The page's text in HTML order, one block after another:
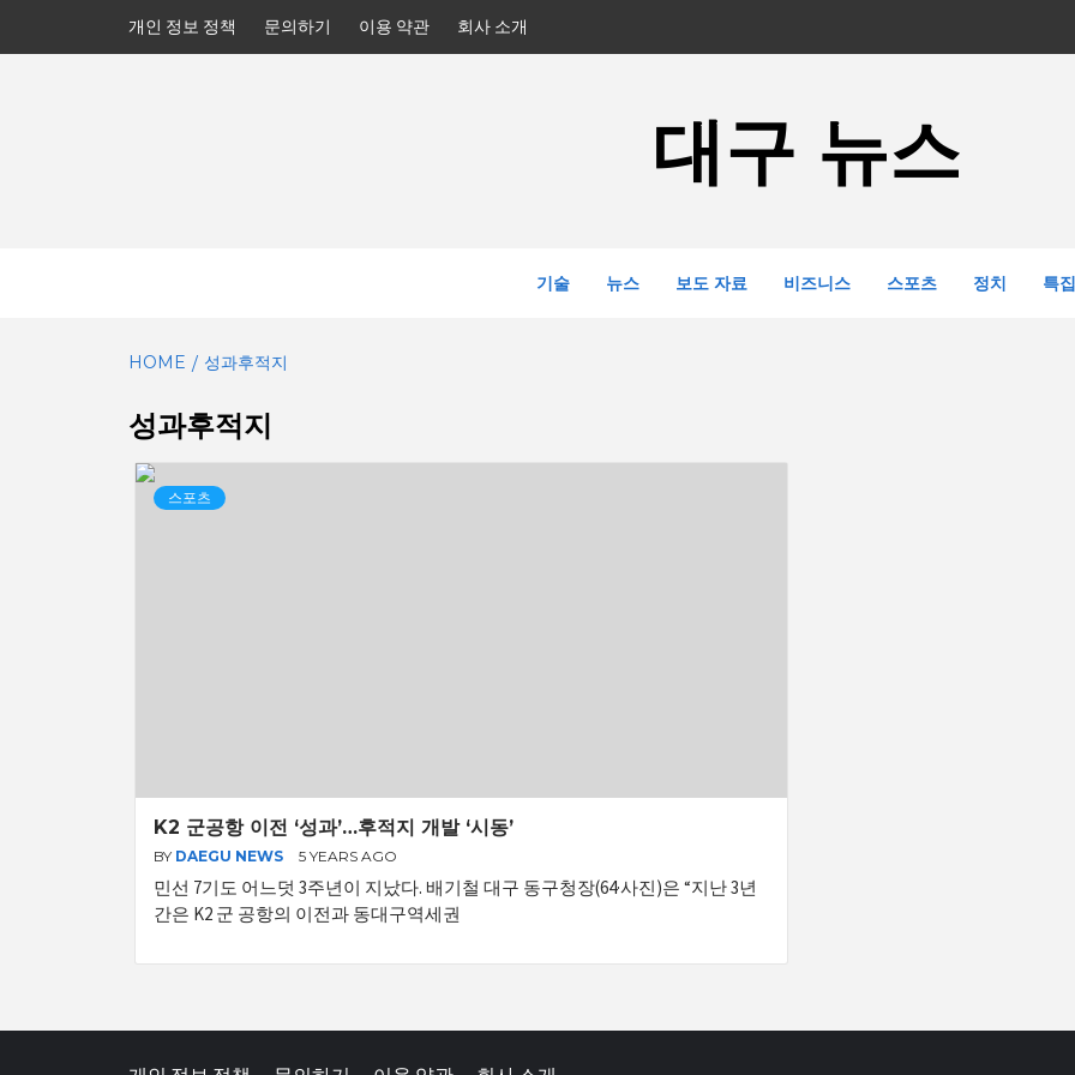
개인 정보 정책 문의하기 이용 약관 회사 소개
대구 뉴스
기술 뉴스 보도 자료 비즈니스 스포츠 정치 특집
HOME 성과후적지
성과후적지
스포츠
K2 군공항 이전 ‘성과’…후적지 개발 ‘시동’
BY DAEGU NEWS 5 YEARS AGO
민선 7기도 어느덧 3주년이 지났다. 배기철 대구 동구청장(64·사진)은 “지난 3년
간은 K2 군 공항의 이전과 동대구역세권